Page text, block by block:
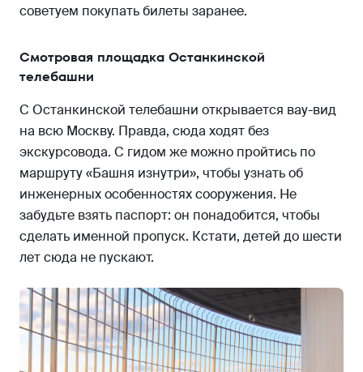
советуем покупать билеты заранее.
Смотровая площадка Останкинской
телебашни
С Останкинской телебашни открывается вау-вид
на всю Москву. Правда, сюда ходят без
экскурсовода. С гидом же можно пройтись по
маршруту «Башня изнутри», чтобы узнать об
инженерных особенностях сооружения. Не
забудьте взять паспорт: он понадобится, чтобы
сделать именной пропуск. Кстати, детей до шести
лет сюда не пускают.